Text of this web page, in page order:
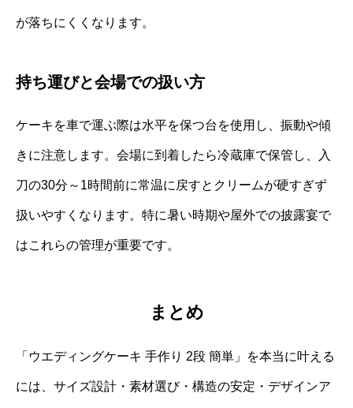
が落ちにくくなります。
持ち運びと会場での扱い方
ケーキを車で運ぶ際は水平を保つ台を使用し、振動や傾
きに注意します。会場に到着したら冷蔵庫で保管し、入
刀の30分～1時間前に常温に戻すとクリームが硬すぎず
扱いやすくなります。特に暑い時期や屋外での披露宴で
はこれらの管理が重要です。
まとめ
「ウエディングケーキ 手作り 2段 簡単」を本当に叶える
には、サイズ設計・素材選び・構造の安定・デザインア